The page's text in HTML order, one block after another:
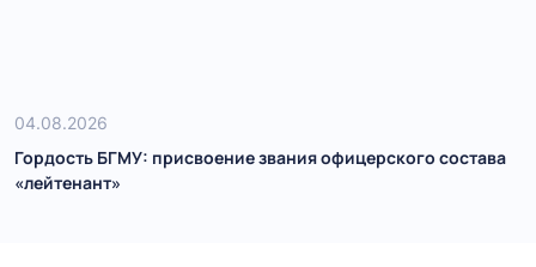
04.08.2026
Гордость БГМУ: присвоение звания офицерского состава
«лейтенант»